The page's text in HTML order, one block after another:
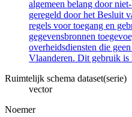
algemeen belang door
geregeld door het Besluit
regels voor toegang en
gegevensbronnen
overheidsdiensten die
Vlaanderen. Dit gebruik is
Ruimtelijk schema dataset(serie)
vector
Noemer